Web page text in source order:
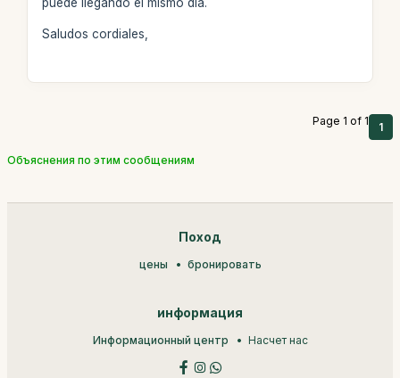
Saludos cordiales,
Page 1 of 1 1
Объяснения по этим сообщениям
Поход
цены бронировать
информация
Информационный центр Насчет нас